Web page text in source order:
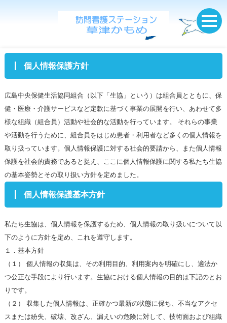
個人情報保護方針
広島中央保健生活協同組合（以下「生協」という）は組合員とともに、保
健・医療・介護サービスなど定款に基づく事業の展開を行い、あわせて多
様な組織（組合員）活動や社会的な活動を行っています。 それらの事業
や活動を行うために、組合員をはじめ患者・利用者など多くの個人情報を
取り扱っています。個人情報保護に対する社会的要請から、また個人情報
保護を社会的責務であると捉え、ここに個人情報保護に関する私たち生協
の基本姿勢とその取り扱い方針を定めました。
個人情報保護基本方針
私たち生協は、個人情報を保護するため、個人情報の取り扱いについて以
下のように方針を定め、これを遵守します。
１．基本方針
（１） 個人情報の収集は、その利用目的、利用案内を明確にし、適法か
つ公正な手段により行います。生協における個人情報の目的は下記のとお
りです。
（２） 収集した個人情報は、正確かつ最新の状態に保ち、不当なアクセ
スまたは紛失、破壊、改ざん、漏えいの危険に対して、技術面および組織